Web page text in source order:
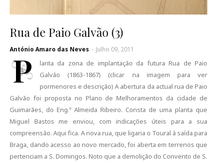
Rua de Paio Galvão (3)
António Amaro das Neves - Julho 09, 2011
P
lanta da zona de implantação da futura Rua de Paio
Galvão (1863-1867) (clicar na imagem para ver
pormenores e descrição) A abertura da actual rua de Paio
Galvão foi proposta no Plano de Melhoramentos da cidade de
Guimarães, do Eng.º Almeida Ribeiro. Consta de uma planta que
Miguel Bastos me enviou, com indicações úteis para a sua
compreensão. Aqui fica. A nova rua, que ligaria o Toural à saída para
Braga, dando acesso ao novo mercado, foi aberta em terrenos que
pertenciam a S. Domingos. Noto que a demolição do Convento de S.